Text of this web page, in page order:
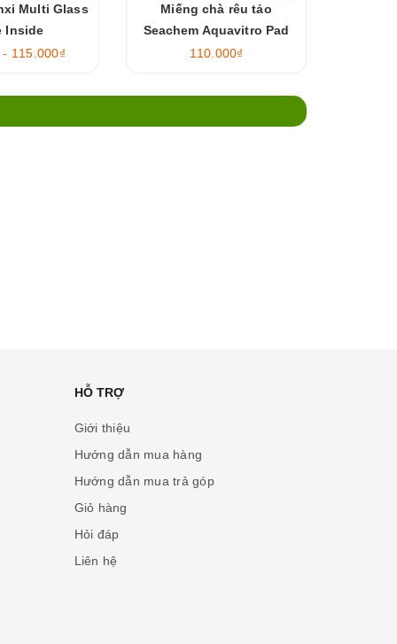
Multi Glass
Inside
115.000₫
Miếng chà rêu tảo
Seachem Aquavitro Pad
110.000₫
HỖ TRỢ
Giới thiệu
Hướng dẫn mua hàng
Hướng dẫn mua trả góp
Giỏ hàng
Hỏi đáp
Liên hệ